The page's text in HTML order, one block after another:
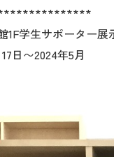
1F学生サポーター展
日〜2024年5月